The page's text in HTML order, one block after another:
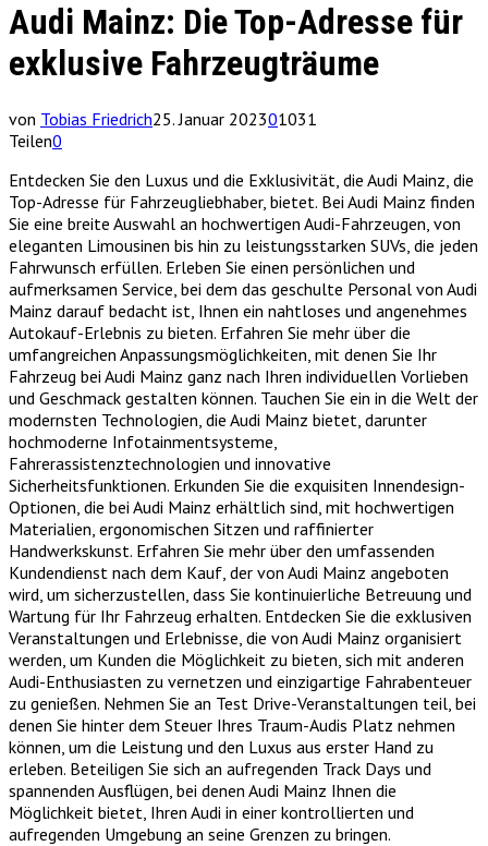
Audi Mainz: Die Top-Adresse für
exklusive Fahrzeugträume
von Tobias Friedrich25. Januar 202301031
Teilen0
Entdecken Sie den Luxus und die Exklusivität, die Audi Mainz, die
Top-Adresse für Fahrzeugliebhaber, bietet. Bei Audi Mainz finden
Sie eine breite Auswahl an hochwertigen Audi-Fahrzeugen, von
eleganten Limousinen bis hin zu leistungsstarken SUVs, die jeden
Fahrwunsch erfüllen. Erleben Sie einen persönlichen und
aufmerksamen Service, bei dem das geschulte Personal von Audi
Mainz darauf bedacht ist, Ihnen ein nahtloses und angenehmes
Autokauf-Erlebnis zu bieten. Erfahren Sie mehr über die
umfangreichen Anpassungsmöglichkeiten, mit denen Sie Ihr
Fahrzeug bei Audi Mainz ganz nach Ihren individuellen Vorlieben
und Geschmack gestalten können. Tauchen Sie ein in die Welt der
modernsten Technologien, die Audi Mainz bietet, darunter
hochmoderne Infotainmentsysteme,
Fahrerassistenztechnologien und innovative
Sicherheitsfunktionen. Erkunden Sie die exquisiten Innendesign-
Optionen, die bei Audi Mainz erhältlich sind, mit hochwertigen
Materialien, ergonomischen Sitzen und raffinierter
Handwerkskunst. Erfahren Sie mehr über den umfassenden
Kundendienst nach dem Kauf, der von Audi Mainz angeboten
wird, um sicherzustellen, dass Sie kontinuierliche Betreuung und
Wartung für Ihr Fahrzeug erhalten. Entdecken Sie die exklusiven
Veranstaltungen und Erlebnisse, die von Audi Mainz organisiert
werden, um Kunden die Möglichkeit zu bieten, sich mit anderen
Audi-Enthusiasten zu vernetzen und einzigartige Fahrabenteuer
zu genießen. Nehmen Sie an Test Drive-Veranstaltungen teil, bei
denen Sie hinter dem Steuer Ihres Traum-Audis Platz nehmen
können, um die Leistung und den Luxus aus erster Hand zu
erleben. Beteiligen Sie sich an aufregenden Track Days und
spannenden Ausflügen, bei denen Audi Mainz Ihnen die
Möglichkeit bietet, Ihren Audi in einer kontrollierten und
aufregenden Umgebung an seine Grenzen zu bringen.